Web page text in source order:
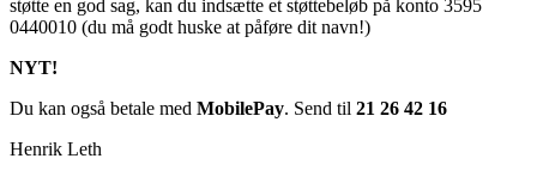
støtte en god sag, kan du indsætte et støttebeløb på konto 3595
0440010 (du må godt huske at påføre dit navn!)
NYT!
Du kan også betale med MobilePay. Send til 21 26 42 16
Henrik Leth